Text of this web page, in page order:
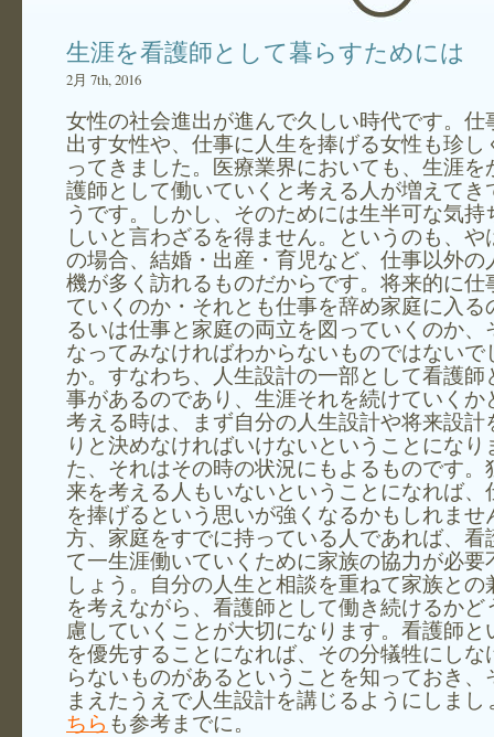
生涯を看護師として暮らすためには
2月 7th, 2016
女性の社会進出が進んで久しい時代です。仕
出す女性や、仕事に人生を捧げる女性も珍し
ってきました。医療業界においても、生涯を
護師として働いていくと考える人が増えてき
うです。しかし、そのためには生半可な気持
しいと言わざるを得ません。というのも、や
の場合、結婚・出産・育児など、仕事以外の
機が多く訪れるものだからです。将来的に仕
ていくのか・それとも仕事を辞め家庭に入る
るいは仕事と家庭の両立を図っていくのか、
なってみなければわからないものではないで
か。すなわち、人生設計の一部として看護師
事があるのであり、生涯それを続けていくか
考える時は、まず自分の人生設計や将来設計
りと決めなければいけないということになり
た、それはその時の状況にもよるものです。
来を考える人もいないということになれば、
を捧げるという思いが強くなるかもしれませ
方、家庭をすでに持っている人であれば、看
て一生涯働いていくために家族の協力が必要
しょう。自分の人生と相談を重ねて家族との
を考えながら、看護師として働き続けるかど
慮していくことが大切になります。看護師と
を優先することになれば、その分犠牲にしな
らないものがあるということを知っておき、
まえたうえで人生設計を講じるようにしまし
ちら も参考までに。